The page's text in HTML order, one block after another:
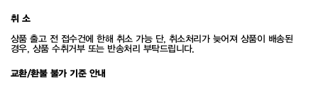
취 소
상품 출고 전 접수건에 한해 취소 가능 단, 취소처리가 늦어져 상품이 배송된
경우, 상품 수취거부 또는 반송처리 부탁드립니다.
교환/환불 불가 기준 안내